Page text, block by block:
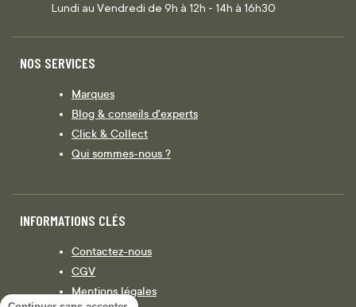
Lundi au Vendredi de 9h à 12h - 14h à 16h30
NOS SERVICES
Marques
Blog & conseils d'experts
Click & Collect
Qui sommes-nous ?
INFORMATIONS CLÉS
Contactez-nous
CGV
Mentions légales